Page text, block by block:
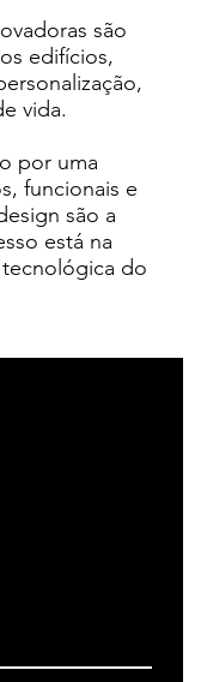
são
edifícios,
vida.
por uma
funcionais e
são a
está na
do